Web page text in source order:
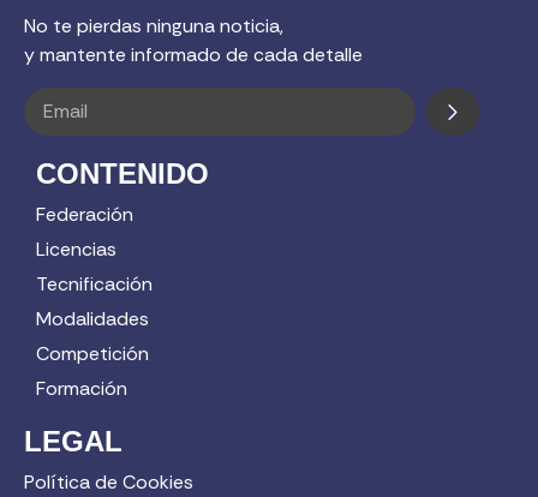
No te pierdas ninguna noticia,
y mantente informado de cada detalle
CONTENIDO
Federación
Licencias
Tecnificación
Modalidades
Competición
Formación
LEGAL
Política de Cookies